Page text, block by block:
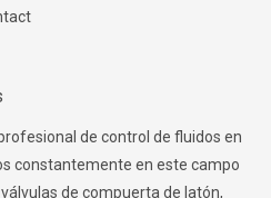
de control de fluidos en
constantemente en este campo
de compuerta de latón,